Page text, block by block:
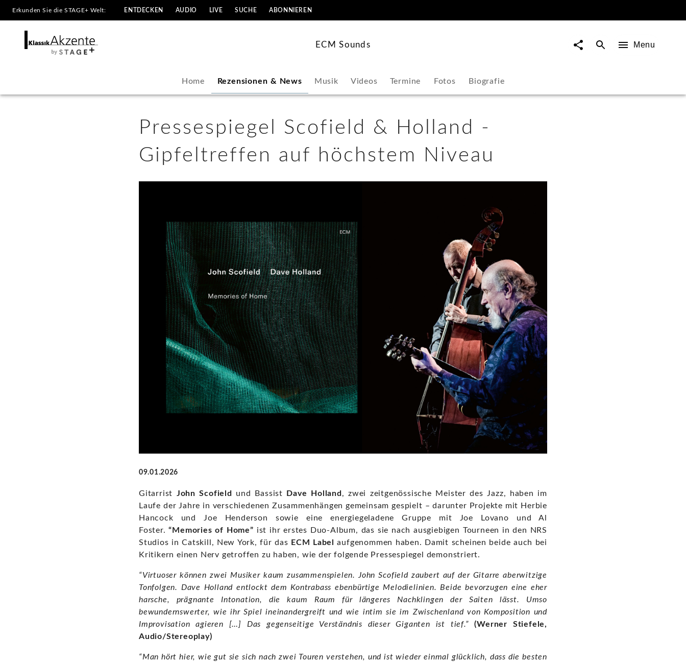
Pressespiegel
Scofield
Holland
Erkunden Sie die STAGE+ Welt: ENTDECKEN AUDIO LIVE SUCHE ABONNIEREN
ECM Sounds Menu
Home Rezensionen & News Musik Videos Termine Fotos Biografie
Pressespiegel Scofield & Holland -
Gipfeltreffen auf höchstem Niveau
09.01.2026
Gitarrist John Scofield und Bassist Dave Holland , zwei zeitgenössische Meister des Jazz, haben im
Laufe der Jahre in verschiedenen Zusammenhängen gemeinsam gespielt – darunter Projekte mit Herbie
Hancock und Joe Henderson sowie eine energiegeladene Gruppe mit Joe Lovano und Al
Foster.“Memories of Home” ist ihr erstes Duo-Album, das sie nach ausgiebigen Tourneen in den NRS
Studios in Catskill, New York, für das ECM Labelaufgenommen haben. Damit scheinen beide auch bei
Kritikern einen Nerv getroffen zu haben, wie der folgende Pressespiegel demonstriert.
“Virtuoser können zwei Musiker kaum zusammenspielen. John Scofield zaubert auf der Gitarre aberwitzige
Tonfolgen. Dave Holland entlockt dem Kontrabass ebenbürtige Melodielinien. Beide bevorzugen eine eher
harsche, prägnante Intonation, die kaum Raum für längeres Nachklingen der Saiten lässt. Umso
bewundernswerter, wie ihr Spiel ineinandergreift und wie intim sie im Zwischenland von Komposition und
Improvisation agieren […] Das gegenseitige Verständnis dieser Giganten ist tief.”
(Werner Stiefele,
Audio/Stereoplay)
“Man hört hier, wie gut sie sich nach zwei Touren verstehen, und ist wieder einmal glücklich, dass die besten